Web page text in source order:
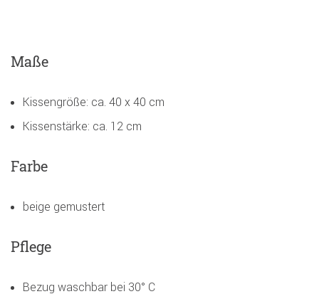
Maße
Kissengröße: ca. 40 x 40 cm
Kissenstärke: ca. 12 cm
Farbe
beige gemustert
Pflege
Bezug waschbar bei 30° C